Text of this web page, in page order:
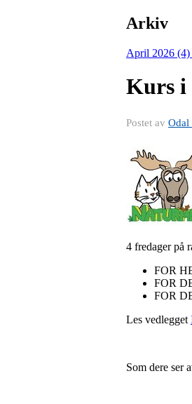
Arkiv
April 2026 (4)
Kurs i
Postet av Odal
4 fredager på
FOR
FOR
FOR
Les vedlegget
Som dere ser